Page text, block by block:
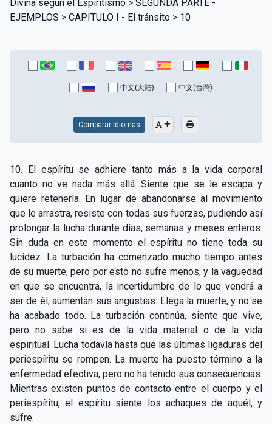
Divina según el Espiritismo > SEGUNDA PARTE -
EJEMPLOS > CAPITULO I - El tránsito > 10
中文(大陆) 中文(台灣)
Comparar Idiomas
10. El espíritu se adhiere tanto más a la vida corporal
cuanto no ve nada más allá. Siente que se le escapa y
quiere retenerla. En lugar de abandonarse al movimiento
que le arrastra, resiste con todas sus fuerzas, pudiendo así
prolongar la lucha durante días, semanas y meses enteros.
Sin duda en este momento el espíritu no tiene toda su
lucidez. La turbación ha comenzado mucho tiempo antes
de su muerte, pero por esto no sufre menos, y la vaguedad
en que se encuentra, la incertidumbre de lo que vendrá a
ser de él, aumentan sus angustias. Llega la muerte, y no se
ha acabado todo. La turbación continúa, siente que vive,
pero no sabe si es de la vida material o de la vida
espiritual. Lucha todavía hasta que las últimas ligaduras del
periespíritu se rompen. La muerte ha puesto término a la
enfermedad efectiva, pero no ha tenido sus consecuencias.
Mientras existen puntos de contacto entre el cuerpo y el
periespíritu, el espíritu siente los achaques de aquél, y
sufre.